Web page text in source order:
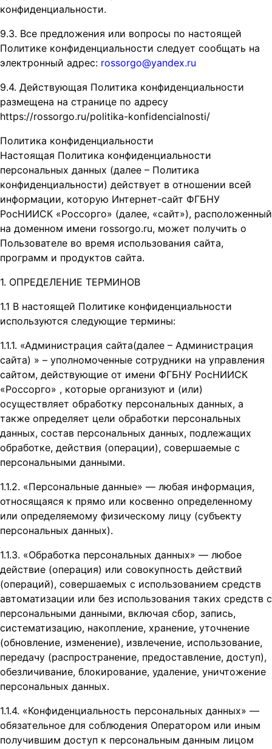
конфиденциальности.
9.3. Все предложения или вопросы по настоящей
Политике конфиденциальности следует сообщать на
электронный адрес: rossorgo@yandex.ru
9.4. Действующая Политика конфиденциальности
размещена на странице по адресу
https://rossorgo.ru/politika-konfidencialnosti/
Политика конфиденциальности
Настоящая Политика конфиденциальности
персональных данных (далее – Политика
конфиденциальности) действует в отношении всей
информации, которую Интернет-сайт ФГБНУ
РосНИИСК «Россорго» (далее, «cайт»), расположенный
на доменном имени rossorgo.ru, может получить о
Пользователе во время использования сайта,
программ и продуктов сайта.
1. ОПРЕДЕЛЕНИЕ ТЕРМИНОВ
1.1 В настоящей Политике конфиденциальности
используются следующие термины:
1.1.1. «Администрация сайта(далее – Администрация
сайта) » – уполномоченные сотрудники на управления
сайтом, действующие от имени ФГБНУ РосНИИСК
«Россорго» , которые организуют и (или)
осуществляет обработку персональных данных, а
также определяет цели обработки персональных
данных, состав персональных данных, подлежащих
обработке, действия (операции), совершаемые с
персональными данными.
1.1.2. «Персональные данные» — любая информация,
относящаяся к прямо или косвенно определенному
или определяемому физическому лицу (субъекту
персональных данных).
1.1.3. «Обработка персональных данных» — любое
действие (операция) или совокупность действий
(операций), совершаемых с использованием средств
автоматизации или без использования таких средств с
персональными данными, включая сбор, запись,
систематизацию, накопление, хранение, уточнение
(обновление, изменение), извлечение, использование,
передачу (распространение, предоставление, доступ),
обезличивание, блокирование, удаление, уничтожение
персональных данных.
1.1.4. «Конфиденциальность персональных данных» —
обязательное для соблюдения Оператором или иным
получившим доступ к персональным данным лицом